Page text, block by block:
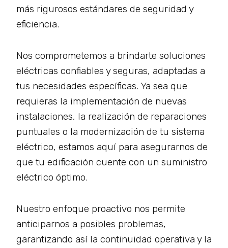
más rigurosos estándares de seguridad y
eficiencia.
Nos comprometemos a brindarte soluciones
eléctricas confiables y seguras, adaptadas a
tus necesidades específicas. Ya sea que
requieras la implementación de nuevas
instalaciones, la realización de reparaciones
puntuales o la modernización de tu sistema
eléctrico, estamos aquí para asegurarnos de
que tu edificación cuente con un suministro
eléctrico óptimo.
Nuestro enfoque proactivo nos permite
anticiparnos a posibles problemas,
garantizando así la continuidad operativa y la